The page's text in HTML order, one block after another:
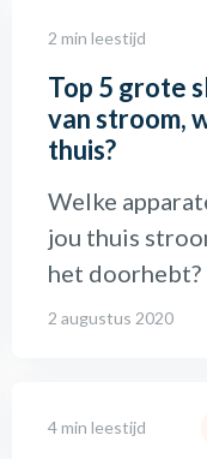
2 min leestijd
Top 5 grote
van stroom,
thuis?
Welke
jou thuis
het doorhebt?
2 augustus 2020
4 min leestijd